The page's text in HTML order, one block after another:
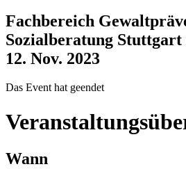
Fachbereich
Sozialberatung
12. Nov. 2023
Das Event hat geendet
Wann